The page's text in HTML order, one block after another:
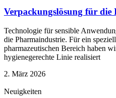
Verpackungslösung für die
Technologie für sensible
die Pharmaindustrie. Für ein
pharmazeutischen Bereich haben
hygienegerechte Linie realisiert
2. März 2026
Neuigkeiten